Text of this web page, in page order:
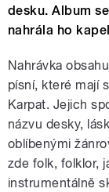
desku. Album
nahrála ho
Nahrávka
písní, které mají
Karpat. Jejich
názvu desky,
oblíbenými
zde folk, folklor,
instrumentálně